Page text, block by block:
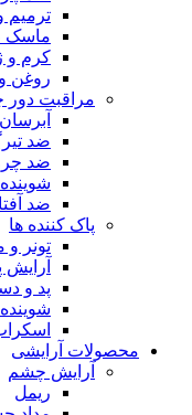
ترمیم
ماسک
کرم
روغن
مراقبت
ضد
ضد
ضد
پاک کننده ها
تونر و
پد و
محصولات آرایشی
آرایش چشم
ریمل